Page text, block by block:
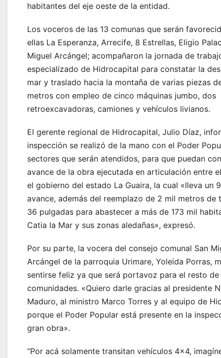
habitantes del eje oeste de la entidad.
Los voceros de las 13 comunas que serán
ellas La Esperanza, Arrecife, 8 Estrellas, Eligio
Miguel Arcángel; acompañaron la jornada de
especializado de Hidrocapital para constatar la
mar y traslado hacia la montaña de varias piezas
metros con empleo de cinco máquinas jumbo, dos
retroexcavadoras, camiones y vehículos livianos.
El gerente regional de Hidrocapital, Julio Díaz,
inspección se realizó de la mano con el Poder
sectores que serán atendidos, para que puedan
avance de la obra ejecutada en articulación entre
el gobierno del estado La Guaira, la cual «lleva un
avance, además del reemplazo de 2 mil metros de
36 pulgadas para abastecer a más de 173 mil
Catia la Mar y sus zonas aledañas», expresó.
Por su parte, la vocera del consejo comunal San
Arcángel de la parroquia Urimare, Yoleida Porras,
sentirse feliz ya que será portavoz para el resto de
comunidades. «Quiero darle gracias al presidente
Maduro, al ministro Marco Torres y al equipo de
porque el Poder Popular está presente en la
gran obra».
“Por acá solamente transitan vehículos 4×4,